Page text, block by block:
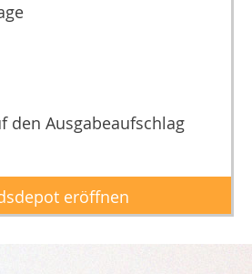
den Ausgabeaufschlag
eröffnen